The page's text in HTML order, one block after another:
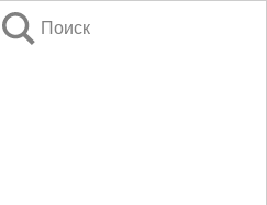
Поиск